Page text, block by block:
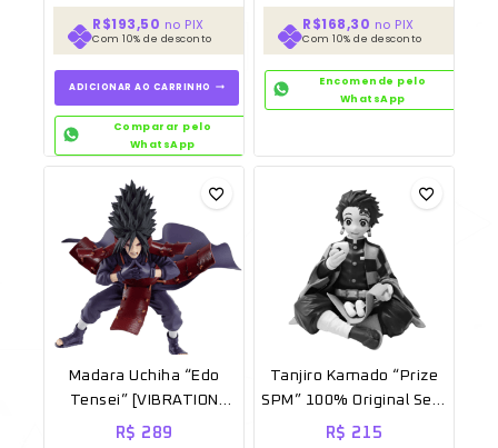
R$193,50 no PIX
Com 10% de desconto
ADICIONAR AO CARRINHO
Comparar pelo
WhatsApp
R$168,30 no PIX
Com 10% de desconto
Encomende pelo
WhatsApp
Madara Uchiha “Edo
Tensei” [VIBRATION
STARS] 100% Original
R$ 289
Tanjiro Kamado “Prize
SPM” 100% Original Sem
caixa [SEGA]
R$ 215